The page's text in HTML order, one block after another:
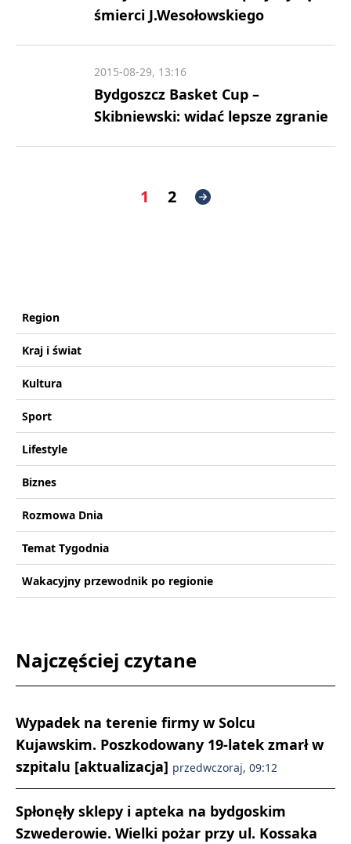
śmierci J.Wesołowskiego
Bydgoszcz Basket Cup –
Skibniewski: widać lepsze zgranie
2015-08-29, 13:16
1 2
Region
Kraj i świat
Kultura
Sport
Lifestyle
Biznes
Rozmowa Dnia
Temat Tygodnia
Wakacyjny przewodnik po regionie
Najczęściej czytane
Wypadek na terenie firmy w Solcu
Kujawskim. Poszkodowany 19-latek zmarł w
szpitalu [aktualizacja] przedwczoraj, 09:12
Spłonęły sklepy i apteka na bydgoskim
Szwederowie. Wielki pożar przy ul. Kossaka